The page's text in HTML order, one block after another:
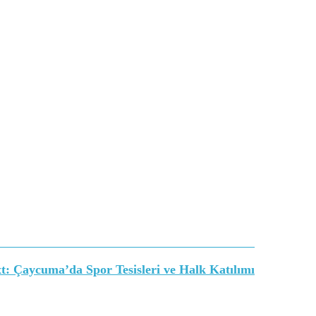
Çaycuma’da Spor Tesisleri ve Halk Katılımı